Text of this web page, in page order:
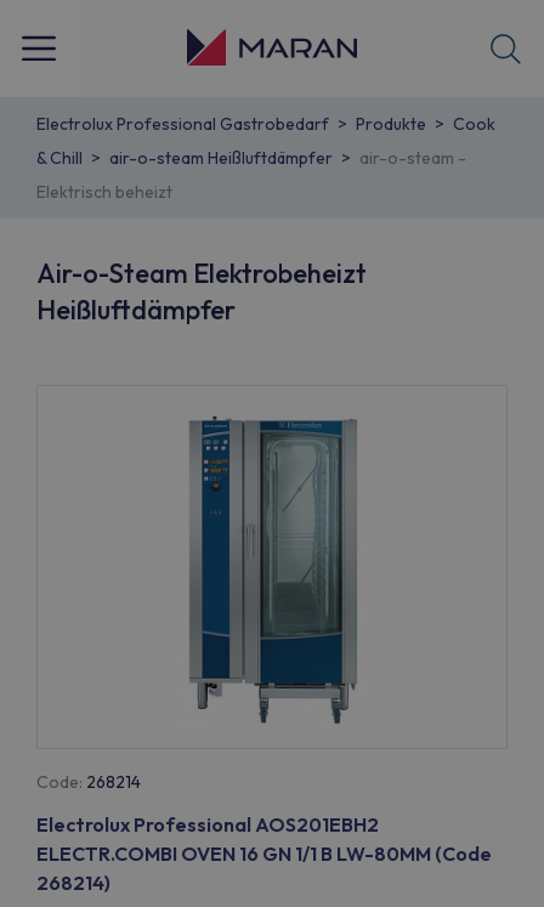
Electrolux Professional Gastrobedarf Produkte
Cook
& Chill
air-o-steam Heißluftdämpfer
air-o-steam -
Elektrisch beheizt
Air-o-Steam Elektrobeheizt
Heißluftdämpfer
Code: 268214
Electrolux Professional AOS201EBH2
ELECTR.COMBI OVEN 16 GN 1/1 B LW-80MM (Code
268214)